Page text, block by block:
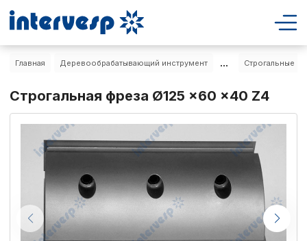
Главная Деревообрабатывающий инструмент ... Строгальные
Строгальная фреза Ø125 x60 x40 Z4